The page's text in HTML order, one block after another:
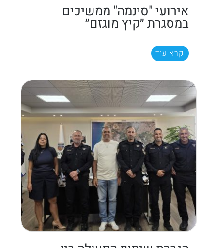
אירועי "סינמה" ממשיכים
במסגרת ״קיץ מוגזם״
קרא עוד